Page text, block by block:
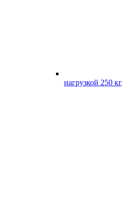
нагрузкой 250 кг